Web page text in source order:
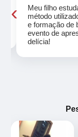
Meu filho
método
e formação de
evento de
delícia!
‹